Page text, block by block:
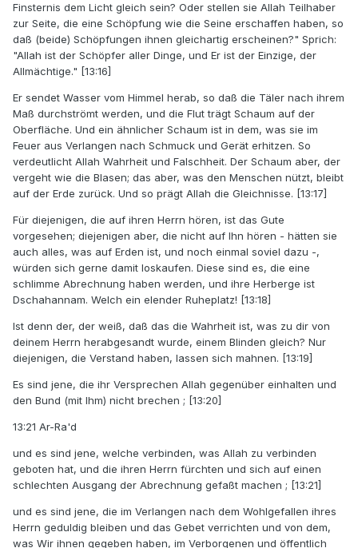
Finsternis dem Licht gleich sein? Oder stellen sie Allah Teilhaber
zur Seite, die eine Schöpfung wie die Seine erschaffen haben, so
daß (beide) Schöpfungen ihnen gleichartig erscheinen?" Sprich:
"Allah ist der Schöpfer aller Dinge, und Er ist der Einzige, der
Allmächtige." [13:16]
Er sendet Wasser vom Himmel herab, so daß die Täler nach ihrem
Maß durchströmt werden, und die Flut trägt Schaum auf der
Oberfläche. Und ein ähnlicher Schaum ist in dem, was sie im
Feuer aus Verlangen nach Schmuck und Gerät erhitzen. So
verdeutlicht Allah Wahrheit und Falschheit. Der Schaum aber, der
vergeht wie die Blasen; das aber, was den Menschen nützt, bleibt
auf der Erde zurück. Und so prägt Allah die Gleichnisse. [13:17]
Für diejenigen, die auf ihren Herrn hören, ist das Gute
vorgesehen; diejenigen aber, die nicht auf Ihn hören - hätten sie
auch alles, was auf Erden ist, und noch einmal soviel dazu -,
würden sich gerne damit loskaufen. Diese sind es, die eine
schlimme Abrechnung haben werden, und ihre Herberge ist
Dschahannam. Welch ein elender Ruheplatz! [13:18]
Ist denn der, der weiß, daß das die Wahrheit ist, was zu dir von
deinem Herrn herabgesandt wurde, einem Blinden gleich? Nur
diejenigen, die Verstand haben, lassen sich mahnen. [13:19]
Es sind jene, die ihr Versprechen Allah gegenüber einhalten und
den Bund (mit Ihm) nicht brechen ; [13:20]
13:21 Ar-Ra'd
und es sind jene, welche verbinden, was Allah zu verbinden
geboten hat, und die ihren Herrn fürchten und sich auf einen
schlechten Ausgang der Abrechnung gefaßt machen ; [13:21]
und es sind jene, die im Verlangen nach dem Wohlgefallen ihres
Herrn geduldig bleiben und das Gebet verrichten und von dem,
was Wir ihnen gegeben haben, im Verborgenen und öffentlich